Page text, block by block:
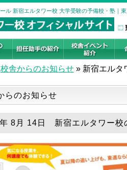
ル 新宿エルタワー校 大学受験の予備校・塾｜
校舎からのお知らせ » 新宿エル
らのお知らせ
8月 14日 新宿エルタワー校